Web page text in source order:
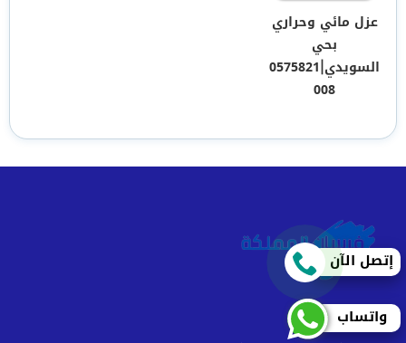
عزل مائي وحراري
بحي
السويدي|0575821
008
إتصل الآن
واتساب